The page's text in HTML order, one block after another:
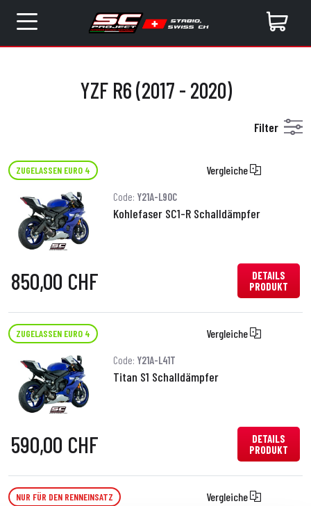
YZF R6 (2017 - 2020)
Filter
ZUGELASSEN EURO 4 Vergleiche
Code: Y21A-L90C
Kohlefaser SC1-R Schalldämpfer
850,00 CHF
DETAILS
PRODUKT
ZUGELASSEN EURO 4 Vergleiche
Code: Y21A-L41T
Titan S1 Schalldämpfer
590,00 CHF
DETAILS
PRODUKT
NUR FÜR DEN RENNEINSATZ Vergleiche